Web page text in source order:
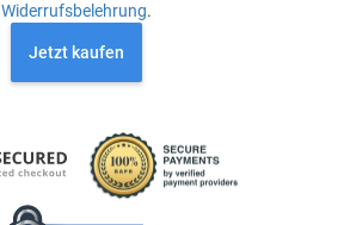
Widerrufsbelehrung.
Jetzt kaufen